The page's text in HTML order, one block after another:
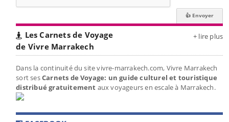
Les Carnets de Voyage
de Vivre Marrakech
+ lire plus
Dans la continuité du site vivre-marrakech.com, Vivre Marrakech
sort sesCarnets de Voyage: un guide culturel et touristique
distribué gratuitement aux voyageurs en escale à Marrakech.